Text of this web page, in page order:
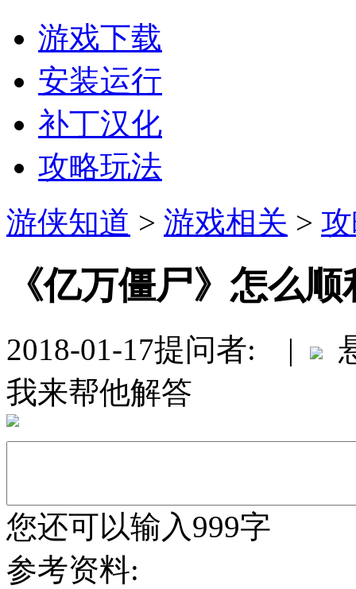
游戏下载
安装运行
补丁汉化
攻略玩法
游侠知道 > 游戏相关 >
《亿万僵尸》怎么
2018-01-17提问者: |
我来帮他解答
您还可以输入999字
参考资料: